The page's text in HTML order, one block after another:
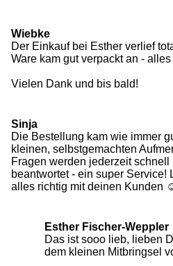
Wiebke
Der Einkauf bei Esther verlief
Ware kam gut verpackt an -
Vielen Dank und bis bald!
Sinja
Die Bestellung kam wie immer
kleinen, selbstgemachten
Fragen werden jederzeit schnell
beantwortet - ein super Service!
alles richtig mit deinen Kunden
Esther Fischer-Weppler
Das ist sooo lieb, lieben
dem kleinen Mitbringsel